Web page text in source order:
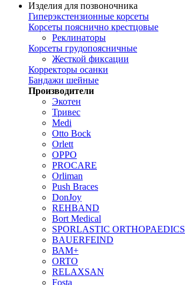
Изделия для позвоночника
Гиперэкстензионные корсеты
Корсеты пояснично крестцовые
Реклинаторы
Корсеты грудопоясничные
Жесткой фиксации
Корректоры осанки
Бандажи шейные
Производители
Экотен
Тривес
Medi
Otto Bock
Orlett
OPPO
PROCARE
Orliman
Push Braces
DonJoy
REHBAND
Bort Medical
SPORLASTIC ORTHOPAEDICS
BAUERFEIND
ВАМ+
ORTO
RELAXSAN
Fosta